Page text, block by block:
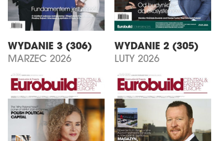
WYDANIE 3 (306)
MARZEC 2026
WYDANIE 2 (305)
LUTY 2026